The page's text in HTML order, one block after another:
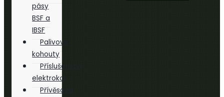
pásy
BSF a
IBSF
Palivové
kohouty
Příslušenství
elektrokol
Přívěsová